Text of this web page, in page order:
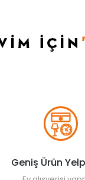
Geniş Ürün